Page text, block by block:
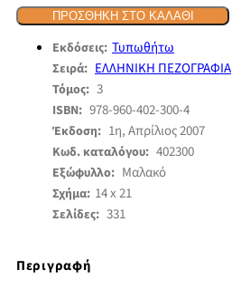
ΠΡΟΣΘΉΚΗ ΣΤΟ ΚΑΛΆΘΙ
Εκδόσεις: Τυπωθήτω
Σειρά: ΕΛΛΗΝΙΚΗ ΠΕΖΟΓΡΑΦΙΑ
Τόμος: 3
ISBN: 978-960-402-300-4
Έκδοση: 1η, Απρίλιος 2007
Κωδ. καταλόγου: 402300
Εξώφυλλο: Μαλακό
Σχήμα: 14 x 21
Σελίδες: 331
Περιγραφή